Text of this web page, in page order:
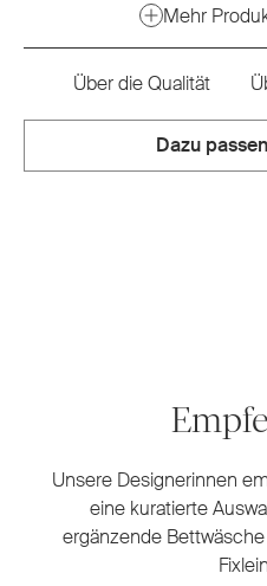
Mehr
Über die Qualität
Dazu
Unsere Designerinnen
eine kuratierte
ergänzende